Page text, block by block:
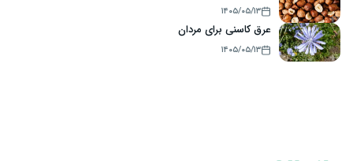
۱۴۰۵/۰۵/۱۳
عرق کاسنی برای مردان
۱۴۰۵/۰۵/۱۳